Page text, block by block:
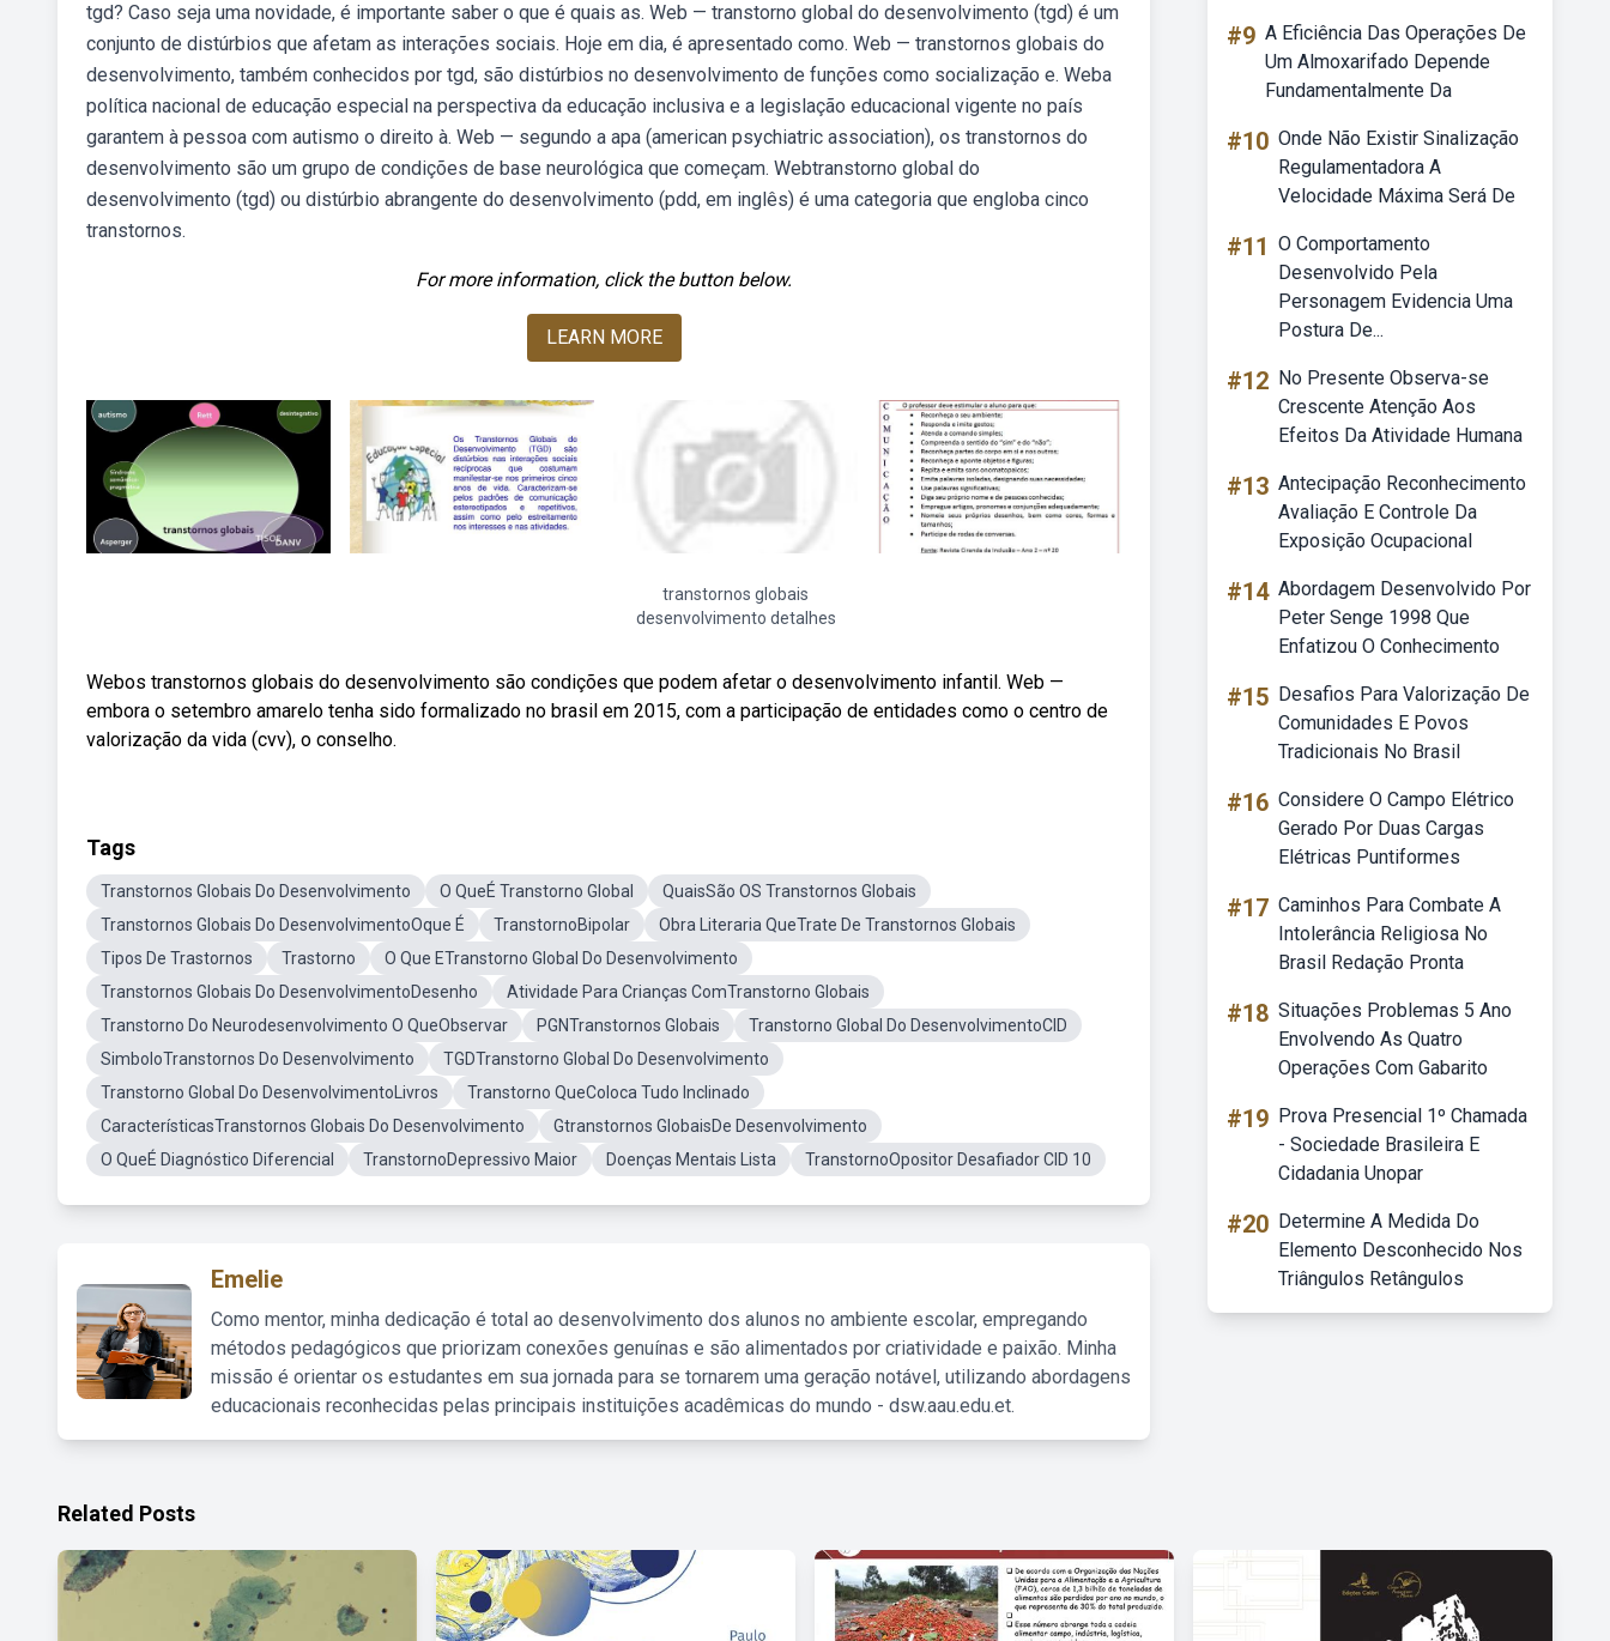
tgd? Caso seja uma novidade, é importante saber o que é quais as. Web — transtorno global do desenvolvimento (tgd) é um
conjunto de distúrbios que afetam as interações sociais. Hoje em dia, é apresentado como. Web — transtornos globais do
desenvolvimento, também conhecidos por tgd, são distúrbios no desenvolvimento de funções como socialização e. Weba
política nacional de educação especial na perspectiva da educação inclusiva e a legislação educacional vigente no país
garantem à pessoa com autismo o direito à. Web — segundo a apa (american psychiatric association), os transtornos do
desenvolvimento são um grupo de condições de base neurológica que começam. Webtranstorno global do
desenvolvimento (tgd) ou distúrbio abrangente do desenvolvimento (pdd, em inglês) é uma categoria que engloba cinco
transtornos.
For more information, click the button below.
LEARN MORE
transtornos globais
desenvolvimento detalhes
Webos transtornos globais do desenvolvimento são condições que podem afetar o desenvolvimento infantil. Web —
embora o setembro amarelo tenha sido formalizado no brasil em 2015, com a participação de entidades como o centro de
valorização da vida (cvv), o conselho.
Tags
Transtornos Globais Do Desenvolvimento O QueÉ Transtorno Global
QuaisSão OS Transtornos Globais
Transtornos Globais Do DesenvolvimentoOque É
TranstornoBipolar
Obra Literaria QueTrate De Transtornos Globais
Tipos De Trastornos
Trastorno
O Que ETranstorno Global Do Desenvolvimento
Transtornos Globais Do DesenvolvimentoDesenho
Atividade Para Crianças ComTranstorno Globais
Transtorno Do Neurodesenvolvimento O QueObservar
PGNTranstornos Globais
Transtorno Global Do DesenvolvimentoCID
SimboloTranstornos Do Desenvolvimento
TGDTranstorno Global Do Desenvolvimento
Transtorno Global Do DesenvolvimentoLivros
Transtorno QueColoca Tudo Inclinado
CaracterísticasTranstornos Globais Do Desenvolvimento
Gtranstornos GlobaisDe Desenvolvimento
O QueÉ Diagnóstico Diferencial
TranstornoDepressivo Maior Doenças Mentais Lista TranstornoOpositor Desafiador CID 10
Emelie
Como mentor, minha dedicação é total ao desenvolvimento dos alunos no ambiente escolar, empregando
métodos pedagógicos que priorizam conexões genuínas e são alimentados por criatividade e paixão. Minha
missão é orientar os estudantes em sua jornada para se tornarem uma geração notável, utilizando abordagens
educacionais reconhecidas pelas principais instituições acadêmicas do mundo - dsw.aau.edu.et.
#9 A Eficiência Das Operações De
Um Almoxarifado Depende
Fundamentalmente Da
#10 Onde Não Existir Sinalização
Regulamentadora A
Velocidade Máxima Será De
#11 O Comportamento
Desenvolvido Pela
Personagem Evidencia Uma
Postura De...
#12 No Presente Observa-se
Crescente Atenção Aos
Efeitos Da Atividade Humana
#13 Antecipação Reconhecimento
Avaliação E Controle Da
Exposição Ocupacional
#14 Abordagem Desenvolvido Por
Peter Senge 1998 Que
Enfatizou O Conhecimento
#15 Desafios Para Valorização De
Comunidades E Povos
Tradicionais No Brasil
#16 Considere O Campo Elétrico
Gerado Por Duas Cargas
Elétricas Puntiformes
#17 Caminhos Para Combate A
Intolerância Religiosa No
Brasil Redação Pronta
#18 Situações Problemas 5 Ano
Envolvendo As Quatro
Operações Com Gabarito
#19 Prova Presencial 1º Chamada
- Sociedade Brasileira E
Cidadania Unopar
#20 Determine A Medida Do
Elemento Desconhecido Nos
Triângulos Retângulos
Related Posts